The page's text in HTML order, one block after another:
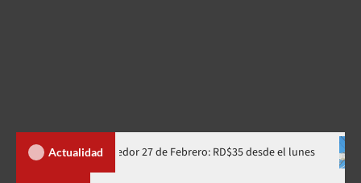
Actualidad
en corredor 27 de Febrero: RD$35 desde el lunes